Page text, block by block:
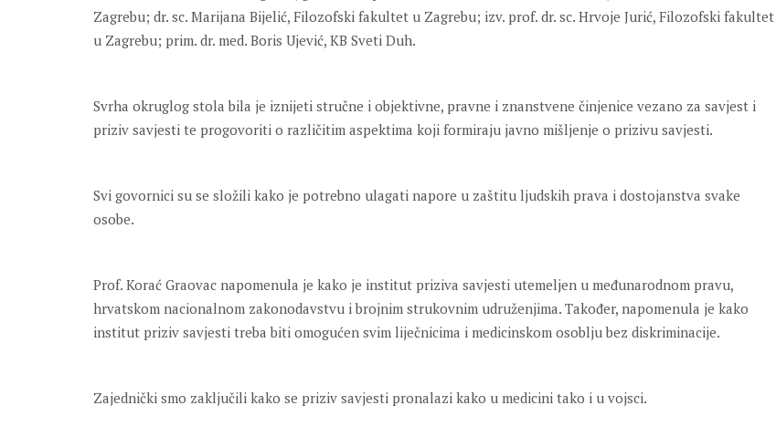
Zagrebu; dr. sc. Marijana Bijelić, Filozofski fakultet u Zagrebu; izv. prof. dr. sc. Hrvoje Jurić, Filozofski fakultet
u Zagrebu; prim. dr. med. Boris Ujević, KB Sveti Duh.
Svrha okruglog stola bila je iznijeti stručne i objektivne, pravne i znanstvene činjenice vezano za savjest i
priziv savjesti te progovoriti o različitim aspektima koji formiraju javno mišljenje o prizivu savjesti.
Svi govornici su se složili kako je potrebno ulagati napore u zaštitu ljudskih prava i dostojanstva svake
osobe.
Prof. Korać Graovac napomenula je kako je institut priziva savjesti utemeljen u međunarodnom pravu,
hrvatskom nacionalnom zakonodavstvu i brojnim strukovnim udruženjima. Također, napomenula je kako
institut priziv savjesti treba biti omogućen svim liječnicima i medicinskom osoblju bez diskriminacije.
Zajednički smo zaključili kako se priziv savjesti pronalazi kako u medicini tako i u vojsci.